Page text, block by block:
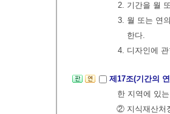
2. 기간을 월
3. 월 또는 연
한다.
4. 디자인에
제17조(기간의
한 지역에 있
② 지식재산처